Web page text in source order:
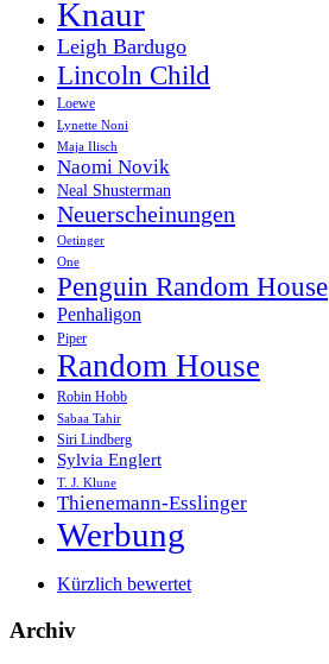
Knaur
Leigh Bardugo
Lincoln Child
Loewe
Lynette Noni
Maja Ilisch
Naomi Novik
Neal Shusterman
Neuerscheinungen
Oetinger
One
Penguin Random House
Penhaligon
Piper
Random House
Robin Hobb
Sabaa Tahir
Siri Lindberg
Sylvia Englert
T. J. Klune
Thienemann-Esslinger
Werbung
Kürzlich bewertet
Archiv